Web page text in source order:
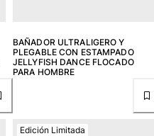
BAÑADOR ULTRALIGERO Y
PLEGABLE CON ESTAMPADO
JELLYFISH DANCE FLOCADO
PARA HOMBRE
Edición Limitada